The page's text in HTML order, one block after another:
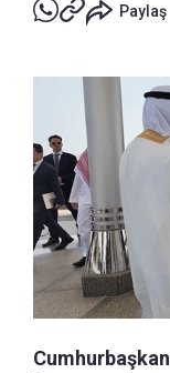
Paylaş